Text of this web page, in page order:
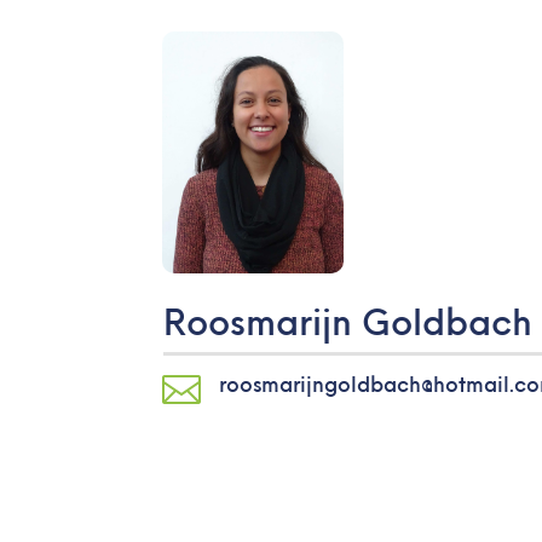
Roosmarijn Goldbach
